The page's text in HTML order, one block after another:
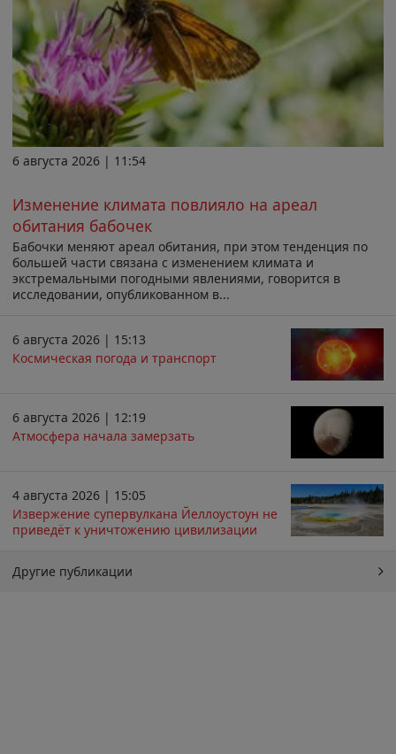
6 августа 2026 | 11:54
Изменение климата повлияло на ареал
обитания бабочек
Бабочки меняют ареал обитания, при этом тенденция по
большей части связана с изменением климата и
экстремальными погодными явлениями, говорится в
исследовании, опубликованном в...
6 августа 2026 | 15:13
Космическая погода и транспорт
6 августа 2026 | 12:19
Атмосфера начала замерзать
4 августа 2026 | 15:05
Извержение супервулкана Йеллоустоун не
приведёт к уничтожению цивилизации
Другие публикации